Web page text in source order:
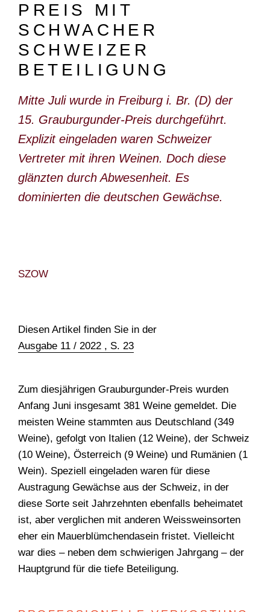
DOKUMENTARFILM
ABONNEMENT
INSERATE UND WERBUNG
STELLENMARKT
MARKTPLATZ
BEZUGSQUELLENVERZEICHNIS
PREIS MIT
SCHWACHER
SCHWEIZER
BETEILIGUNG
Mitte Juli wurde in Freiburg i. Br. (D) der
15. Grauburgunder-Preis durchgeführt.
Explizit eingeladen waren Schweizer
Vertreter mit ihren Weinen. Doch diese
glänzten durch Abwesenheit. Es
dominierten die deutschen Gewächse.
SZOW
Diesen Artikel finden Sie in der
Ausgabe 11 / 2022 , S. 23
Zum diesjährigen Grauburgunder-Preis wurden
Anfang Juni insgesamt 381 Weine gemeldet. Die
meisten Weine stammten aus Deutschland (349
Weine), gefolgt von Italien (12 Weine), der Schweiz
(10 Weine), Österreich (9 Weine) und Rumänien (1
Wein). Speziell eingeladen waren für diese
Austragung Gewächse aus der Schweiz, in der
diese Sorte seit Jahrzehnten ebenfalls beheimatet
ist, aber verglichen mit anderen Weissweinsorten
eher ein Mauerblümchendasein fristet. Vielleicht
war dies – neben dem schwierigen Jahrgang – der
Hauptgrund für die tiefe Beteiligung.